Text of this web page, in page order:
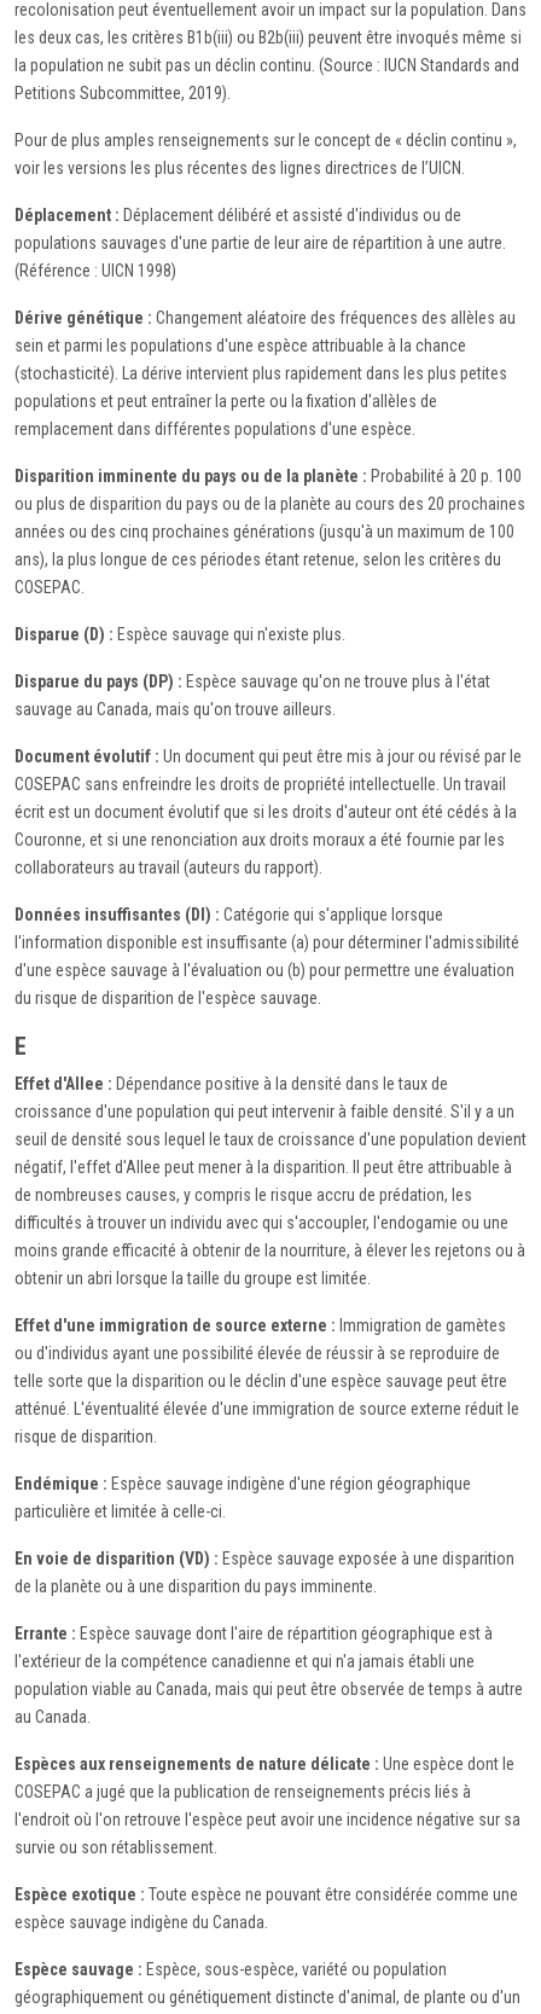
recolonisation peut éventuellement avoir un impact sur la population. Dans
les deux cas, les critères B1b(iii) ou B2b(iii) peuvent être invoqués même si
la population ne subit pas un déclin continu. (Source : IUCN Standards and
Petitions Subcommittee, 2019).
Pour de plus amples renseignements sur le concept de « déclin continu »,
voir les versions les plus récentes des lignes directrices de l’UICN.
Déplacement : Déplacement délibéré et assisté d'individus ou de
populations sauvages d'une partie de leur aire de répartition à une autre.
(Référence : UICN 1998)
Dérive génétique : Changement aléatoire des fréquences des allèles au
sein et parmi les populations d'une espèce attribuable à la chance
(stochasticité). La dérive intervient plus rapidement dans les plus petites
populations et peut entraîner la perte ou la fixation d'allèles de
remplacement dans différentes populations d'une espèce.
Disparition imminente du pays ou de la planète : Probabilité à 20 p. 100
ou plus de disparition du pays ou de la planète au cours des 20 prochaines
années ou des cinq prochaines générations (jusqu'à un maximum de 100
ans), la plus longue de ces périodes étant retenue, selon les critères du
COSEPAC.
Disparue (D) : Espèce sauvage qui n'existe plus.
Disparue du pays (DP) : Espèce sauvage qu'on ne trouve plus à l'état
sauvage au Canada, mais qu'on trouve ailleurs.
Document évolutif : Un document qui peut être mis à jour ou révisé par le
COSEPAC sans enfreindre les droits de propriété intellectuelle. Un travail
écrit est un document évolutif que si les droits d'auteur ont été cédés à la
Couronne, et si une renonciation aux droits moraux a été fournie par les
collaborateurs au travail (auteurs du rapport).
Données insuffisantes (DI) : Catégorie qui s'applique lorsque
l'information disponible est insuffisante (a) pour déterminer l'admissibilité
d'une espèce sauvage à l'évaluation ou (b) pour permettre une évaluation
du risque de disparition de l'espèce sauvage.
E
Effet d'Allee : Dépendance positive à la densité dans le taux de
croissance d'une population qui peut intervenir à faible densité. S'il y a un
seuil de densité sous lequel le taux de croissance d'une population devient
négatif, l'effet d'Allee peut mener à la disparition. Il peut être attribuable à
de nombreuses causes, y compris le risque accru de prédation, les
difficultés à trouver un individu avec qui s'accoupler, l'endogamie ou une
moins grande efficacité à obtenir de la nourriture, à élever les rejetons ou à
obtenir un abri lorsque la taille du groupe est limitée.
Effet d'une immigration de source externe : Immigration de gamètes
ou d'individus ayant une possibilité élevée de réussir à se reproduire de
telle sorte que la disparition ou le déclin d'une espèce sauvage peut être
atténué. L'éventualité élevée d'une immigration de source externe réduit le
risque de disparition.
Endémique : Espèce sauvage indigène d'une région géographique
particulière et limitée à celle-ci.
En voie de disparition (VD) : Espèce sauvage exposée à une disparition
de la planète ou à une disparition du pays imminente.
Errante : Espèce sauvage dont l'aire de répartition géographique est à
l'extérieur de la compétence canadienne et qui n'a jamais établi une
population viable au Canada, mais qui peut être observée de temps à autre
au Canada.
Espèces aux renseignements de nature délicate : Une espèce dont le
COSEPAC a jugé que la publication de renseignements précis liés à
l'endroit où l'on retrouve l'espèce peut avoir une incidence négative sur sa
survie ou son rétablissement.
Espèce exotique : Toute espèce ne pouvant être considérée comme une
espèce sauvage indigène du Canada.
Espèce sauvage : Espèce, sous-espèce, variété ou population
géographiquement ou génétiquement distincte d'animal, de plante ou d'un